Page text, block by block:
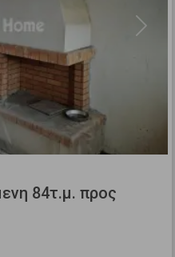
Next
84τ.μ. προς